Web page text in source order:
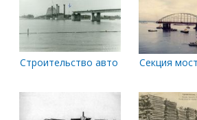
Строительство автомобильного
Секция